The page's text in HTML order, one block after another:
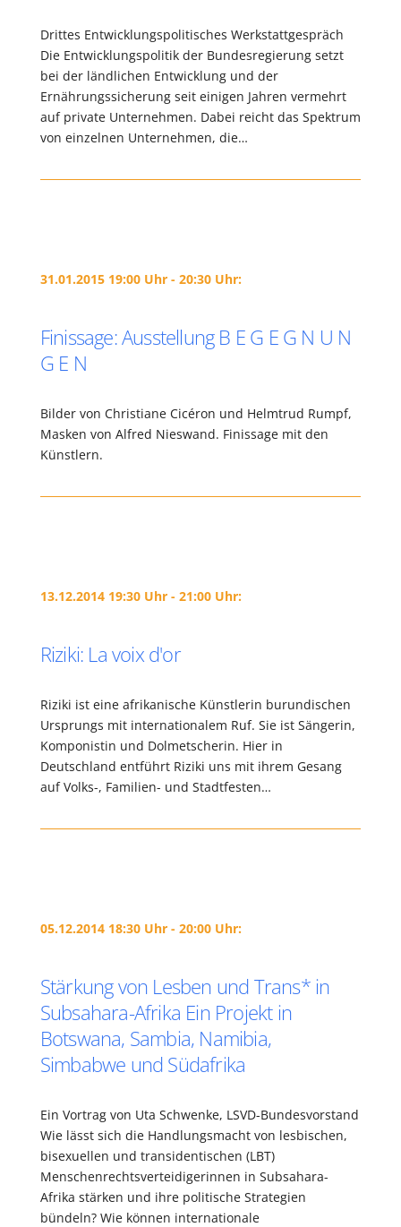
Drittes Entwicklungspolitisches Werkstattgespräch
Die Entwicklungspolitik der Bundesregierung setzt
bei der ländlichen Entwicklung und der
Ernährungssicherung seit einigen Jahren vermehrt
auf private Unternehmen. Dabei reicht das Spektrum
von einzelnen Unternehmen, die…
31.01.2015 19:00 Uhr - 20:30 Uhr:
Finissage: Ausstellung B E G E G N U N
G E N
Bilder von Christiane Cicéron und Helmtrud Rumpf,
Masken von Alfred Nieswand. Finissage mit den
Künstlern.
13.12.2014 19:30 Uhr - 21:00 Uhr:
Riziki: La voix d'or
Riziki ist eine afrikanische Künstlerin burundischen
Ursprungs mit internationalem Ruf. Sie ist Sängerin,
Komponistin und Dolmetscherin. Hier in
Deutschland entführt Riziki uns mit ihrem Gesang
auf Volks-, Familien- und Stadtfesten…
05.12.2014 18:30 Uhr - 20:00 Uhr:
Stärkung von Lesben und Trans* in
Subsahara-Afrika Ein Projekt in
Botswana, Sambia, Namibia,
Simbabwe und Südafrika
Ein Vortrag von Uta Schwenke, LSVD-Bundesvorstand
Wie lässt sich die Handlungsmacht von lesbischen,
bisexuellen und transidentischen (LBT)
Menschenrechtsverteidigerinnen in Subsahara-
Afrika stärken und ihre politische Strategien
bündeln? Wie können internationale